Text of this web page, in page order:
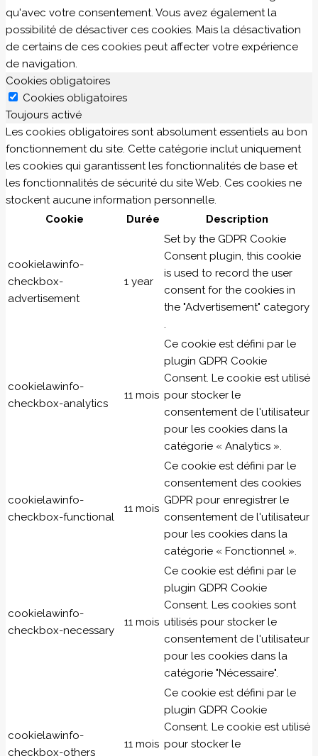
qu'avec votre consentement. Vous avez également la
possibilité de désactiver ces cookies. Mais la désactivation
de certains de ces cookies peut affecter votre expérience
de navigation.
Cookies obligatoires
Cookies obligatoires
Toujours activé
Les cookies obligatoires sont absolument essentiels au bon
fonctionnement du site. Cette catégorie inclut uniquement
les cookies qui garantissent les fonctionnalités de base et
les fonctionnalités de sécurité du site Web. Ces cookies ne
stockent aucune information personnelle.
Cookie
Durée Description
cookielawinfo-
checkbox-
advertisement
1 year
Set by the GDPR Cookie
Consent plugin, this cookie
is used to record the user
consent for the cookies in
the "Advertisement" category
.
cookielawinfo-
checkbox-analytics
11 mois
Ce cookie est défini par le
plugin GDPR Cookie
Consent. Le cookie est utilisé
pour stocker le
consentement de l'utilisateur
pour les cookies dans la
catégorie « Analytics ».
cookielawinfo-
checkbox-functional
11 mois
Ce cookie est défini par le
consentement des cookies
GDPR pour enregistrer le
consentement de l'utilisateur
pour les cookies dans la
catégorie « Fonctionnel ».
cookielawinfo-
checkbox-necessary
11 mois
Ce cookie est défini par le
plugin GDPR Cookie
Consent. Les cookies sont
utilisés pour stocker le
consentement de l'utilisateur
pour les cookies dans la
catégorie "Nécessaire".
cookielawinfo-
checkbox-others
11 mois
Ce cookie est défini par le
plugin GDPR Cookie
Consent. Le cookie est utilisé
pour stocker le